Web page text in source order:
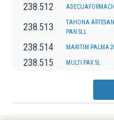
238.512
238.513
TAHONA
PAN SLL
238.514 MARITIM PALMA
238.515 MULTI PAX SL